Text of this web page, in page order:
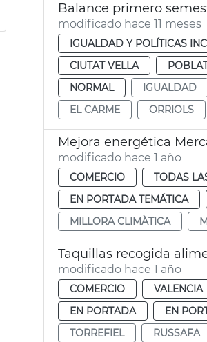
Balance primero
modificado hace 11 meses
IGUALDAD Y POLÍTICAS
CIUTAT VELLA
NORMAL
IGUALDAD
EL CARME
ORRIOLS
Mejora energética
modificado hace 1 año
COMERCIO TODAS
EN PORTADA TEMÁTICA
MILLORA CLIMÀTICA
Taquillas recogida
modificado hace 1 año
COMERCIO VALENCIA
EN PORTADA
EN
TORREFIEL
RUSSAFA